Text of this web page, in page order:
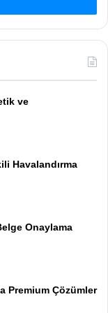
ve
Havalandırma
Onaylama
Premium Çözümler